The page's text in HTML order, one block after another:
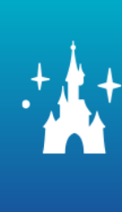
PARC DISNEYLAND
· 12 avril 1992
· 50 hectares
· 36 attractions